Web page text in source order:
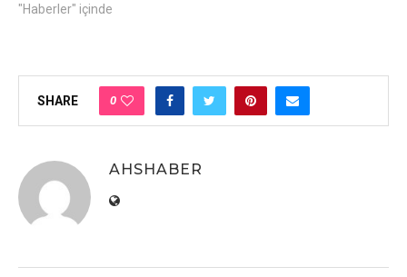
"Haberler" içinde
SHARE 0
AHSHABER